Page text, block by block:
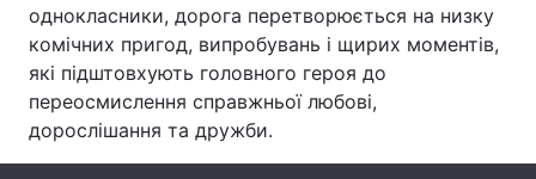
Відео з Youtube Статті
Інтерв'ю Думки
Архів
однокласники, дорога перетворюється на низку
комічних пригод, випробувань і щирих моментів,
які підштовхують головного героя до
переосмислення справжньої любові,
дорослішання та дружби.